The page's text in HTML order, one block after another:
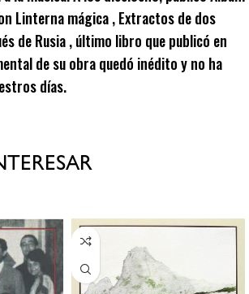
Linterna mágica , Extractos de dos
de Rusia , último libro que publicó en
de su obra quedó inédito y no ha
días.